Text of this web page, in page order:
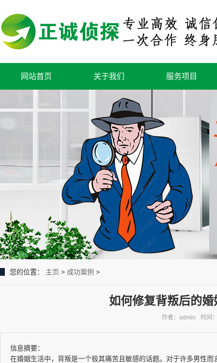
网站首页 关于我们 服务项目
您的位置： 主页 > 成功案例 >
如何修复背叛后的
作者：admin 时间
信息摘要：
在婚姻生活中，背叛是一个极其痛苦且敏感的话题。对于许多男性